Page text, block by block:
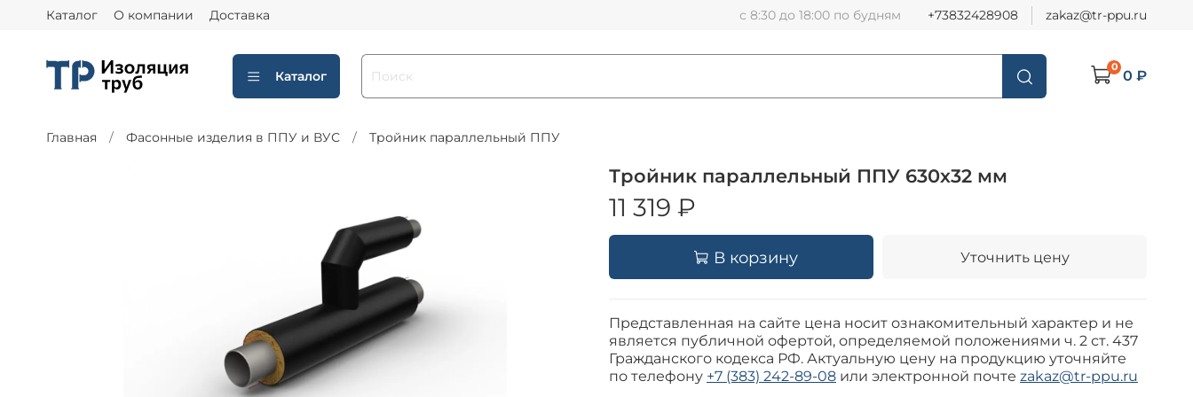
Каталог О компании Доставка с 8:30 до 18:00 по будням +73832428908 zakaz@tr-ppu.ru
Каталог
0 0 ₽
Главная Фасонные изделия в ППУ и ВУС Тройник параллельный ППУ
Тройник параллельный ППУ 630х32 мм
11 319 ₽
В корзину Уточнить цену
Представленная на сайте цена носит ознакомительный характер и не
является публичной офертой, определяемой положениями ч. 2 ст. 437
Гражданского кодекса РФ. Актуальную цену на продукцию уточняйте
по телефону +7 (383) 242-89-08 или электронной почте zakaz@tr-ppu.ru